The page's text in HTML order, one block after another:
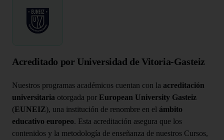
Acreditado por Universidad de Vitoria-Gasteiz
Nuestros programas académicos cuentan con la acreditación
universitaria otorgada por European University Gasteiz
(EUNEIZ), una institución de renombre en el ámbito
educativo europeo. Esta acreditación asegura que los
contenidos y la metodología de enseñanza de nuestros Cursos,